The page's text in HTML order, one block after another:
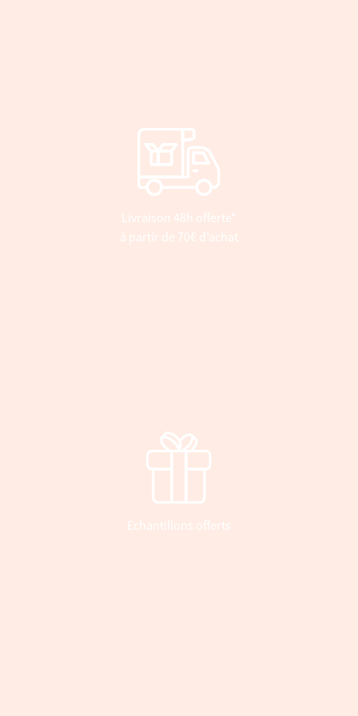
Livraison 48h offerte*
à partir de 70€ d’achat
Echantillons offerts